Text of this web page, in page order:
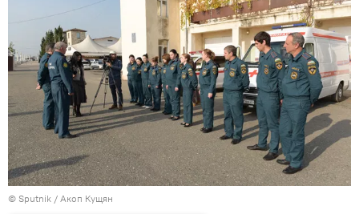
© Sputnik / Акоп Кущян